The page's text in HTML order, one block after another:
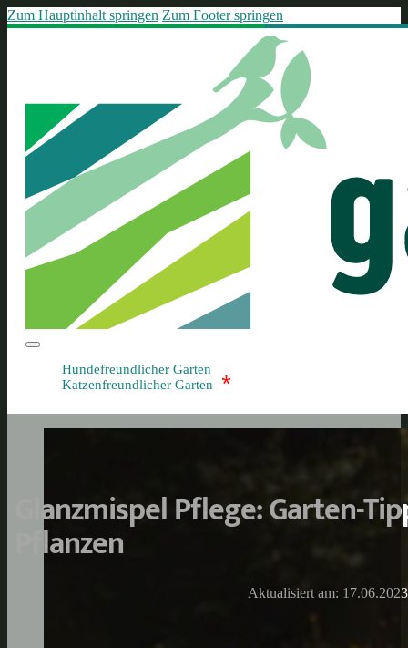
Zum Hauptinhalt springen Zum Footer springen
Hundefreundlicher Garten
Katzenfreundlicher Garten
*
Glanzmispel Pflege: Garten-
Pflanzen
Aktualisiert am: 17.06.2023